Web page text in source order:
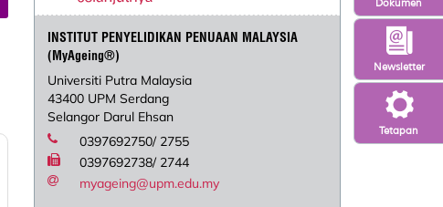
Tetapan
Newsletter
Dokumen
INSTITUT PENYELIDIKAN PENUAAN MALAYSIA
(MyAgeing®)
Universiti Putra Malaysia
43400 UPM Serdang
Selangor Darul Ehsan
0397692750/ 2755
0397692738/ 2744
myageing@upm.edu.my